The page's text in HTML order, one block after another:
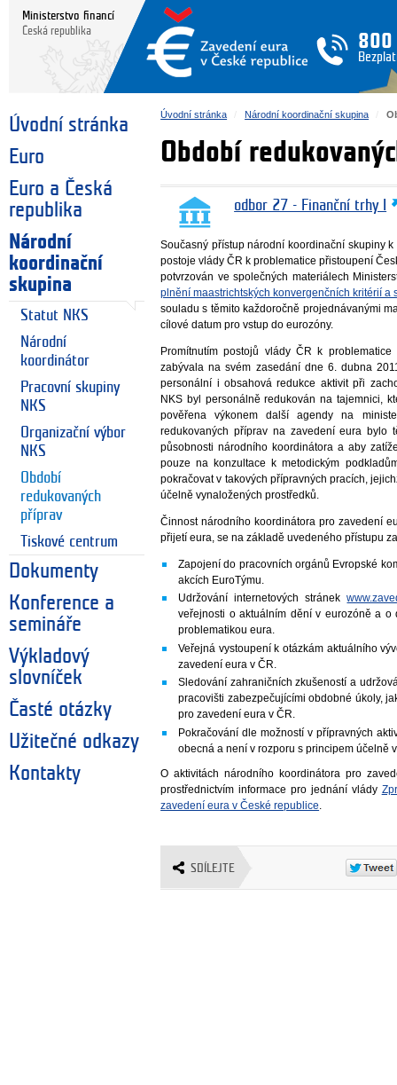
Ministerstvo financí
Česká republika
800
Úvodní stránka
Euro
Euro a Česká
republika
Národní
koordinační
skupina
Statut NKS
Národní
koordinátor
Pracovní skupiny
NKS
Organizační výbor
NKS
Období
redukovaných
příprav
Tiskové centrum
Dokumenty
Konference a
semináře
Výkladový
slovníček
Časté otázky
Užitečné odkazy
Kontakty
Úvodní stránka Národní koordinační skupina
Období
odbor 27 - Finanční trhy I
Současný přístup národní koordinační skupiny
postoje vlády ČR k problematice přistoupení
potvrzován ve společných materiálech
plnění maastrichtských konvergenčních kritérií
souladu s těmito každoročně projednávanými
cílové datum pro vstup do eurozóny.
Promítnutím postojů vlády ČR k
zabývala na svém zasedání dne 6. dubna
personální i obsahová redukce aktivit při
NKS byl personálně redukován na tajemnici,
pověřena výkonem další agendy na
redukovaných příprav na zavedení eura bylo
působnosti národního koordinátora a aby
pouze na konzultace k metodickým
pokračovat v takových přípravných pracích,
účelně vynaložených prostředků.
Činnost národního koordinátora pro zavedení
přijetí eura, se na základě uvedeného přístupu
Zapojení do pracovních orgánů Evropské
akcích EuroTýmu.
Udržování internetových stránek
veřejnosti o aktuálním dění v eurozóně a o
problematikou eura.
Veřejná vystoupení k otázkám aktuálního
zavedení eura v ČR.
Sledování zahraničních zkušeností a
pracovišti zabezpečujícími obdobné úkoly,
pro zavedení eura v ČR.
Pokračování dle možností v přípravných
obecná a není v rozporu s principem účelně
O aktivitách národního koordinátora pro
prostřednictvím informace pro jednání vlády
zavedení eura v České republice
SDÍLEJTE